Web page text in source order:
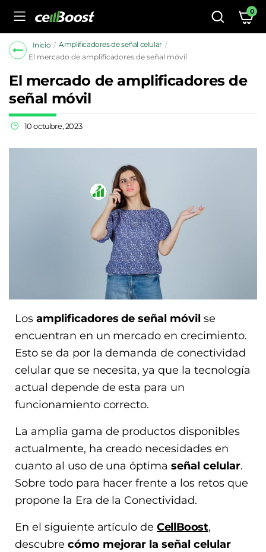
0
Inicio
Amplificadores de señal celular
El mercado de amplificadores de señal móvil
El mercado de amplificadores de
señal móvil
10 octubre, 2023
Los amplificadores de señal móvil se
encuentran en un mercado en crecimiento.
Esto se da por la demanda de conectividad
celular que se necesita, ya que la tecnología
actual depende de esta para un
funcionamiento correcto.
La amplia gama de productos disponibles
actualmente, ha creado necesidades en
cuanto al uso de una óptimaseñal celular.
Sobre todo para hacer frente a los retos que
propone la Era de la Conectividad.
En el siguiente artículo deCellBoost,
descubre cómo mejorar la señal celular